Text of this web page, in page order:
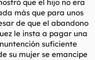
que el hijo no era
más que para unos
de que el abandono
le insta a pagar una
suficiente
su mujer se emancipe